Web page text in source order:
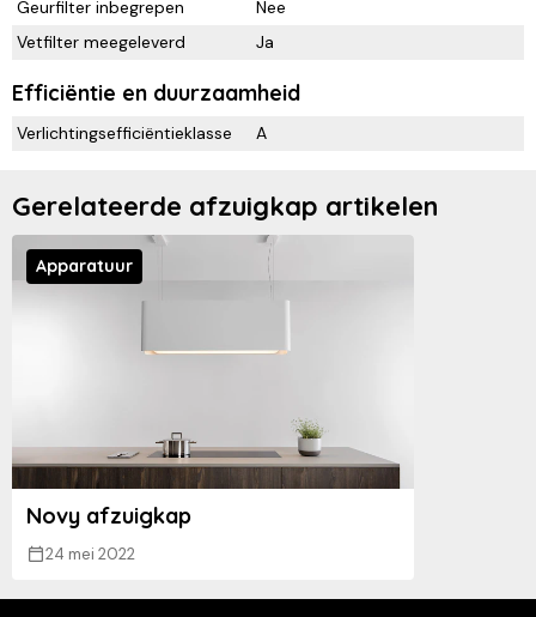
Geurfilter inbegrepen
Nee
Vetfilter meegeleverd
Ja
Efficiëntie en duurzaamheid
Verlichtingsefficiëntieklasse A
Gerelateerde afzuigkap artikelen
Apparatuur
Novy afzuigkap
24 mei 2022